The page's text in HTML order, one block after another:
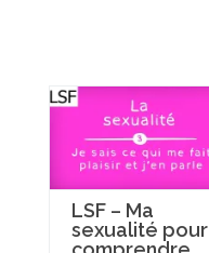
LSF – Ma
sexualité pour